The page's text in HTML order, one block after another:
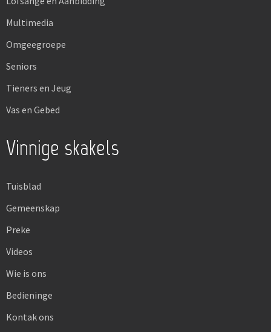
Multimedia
Omgeegroepe
Seniors
Tieners en Jeug
Vas en Gebed
Vinnige skakels
Tuisblad
Gemeenskap
Preke
Videos
Wie is ons
Bedieninge
Kontak ons